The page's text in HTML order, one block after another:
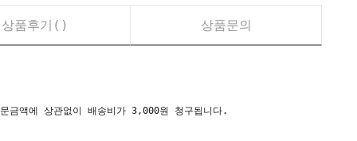
상품후기( ) 상품문의
에 상관없이 배송비가 3,000원 청구됩니다.